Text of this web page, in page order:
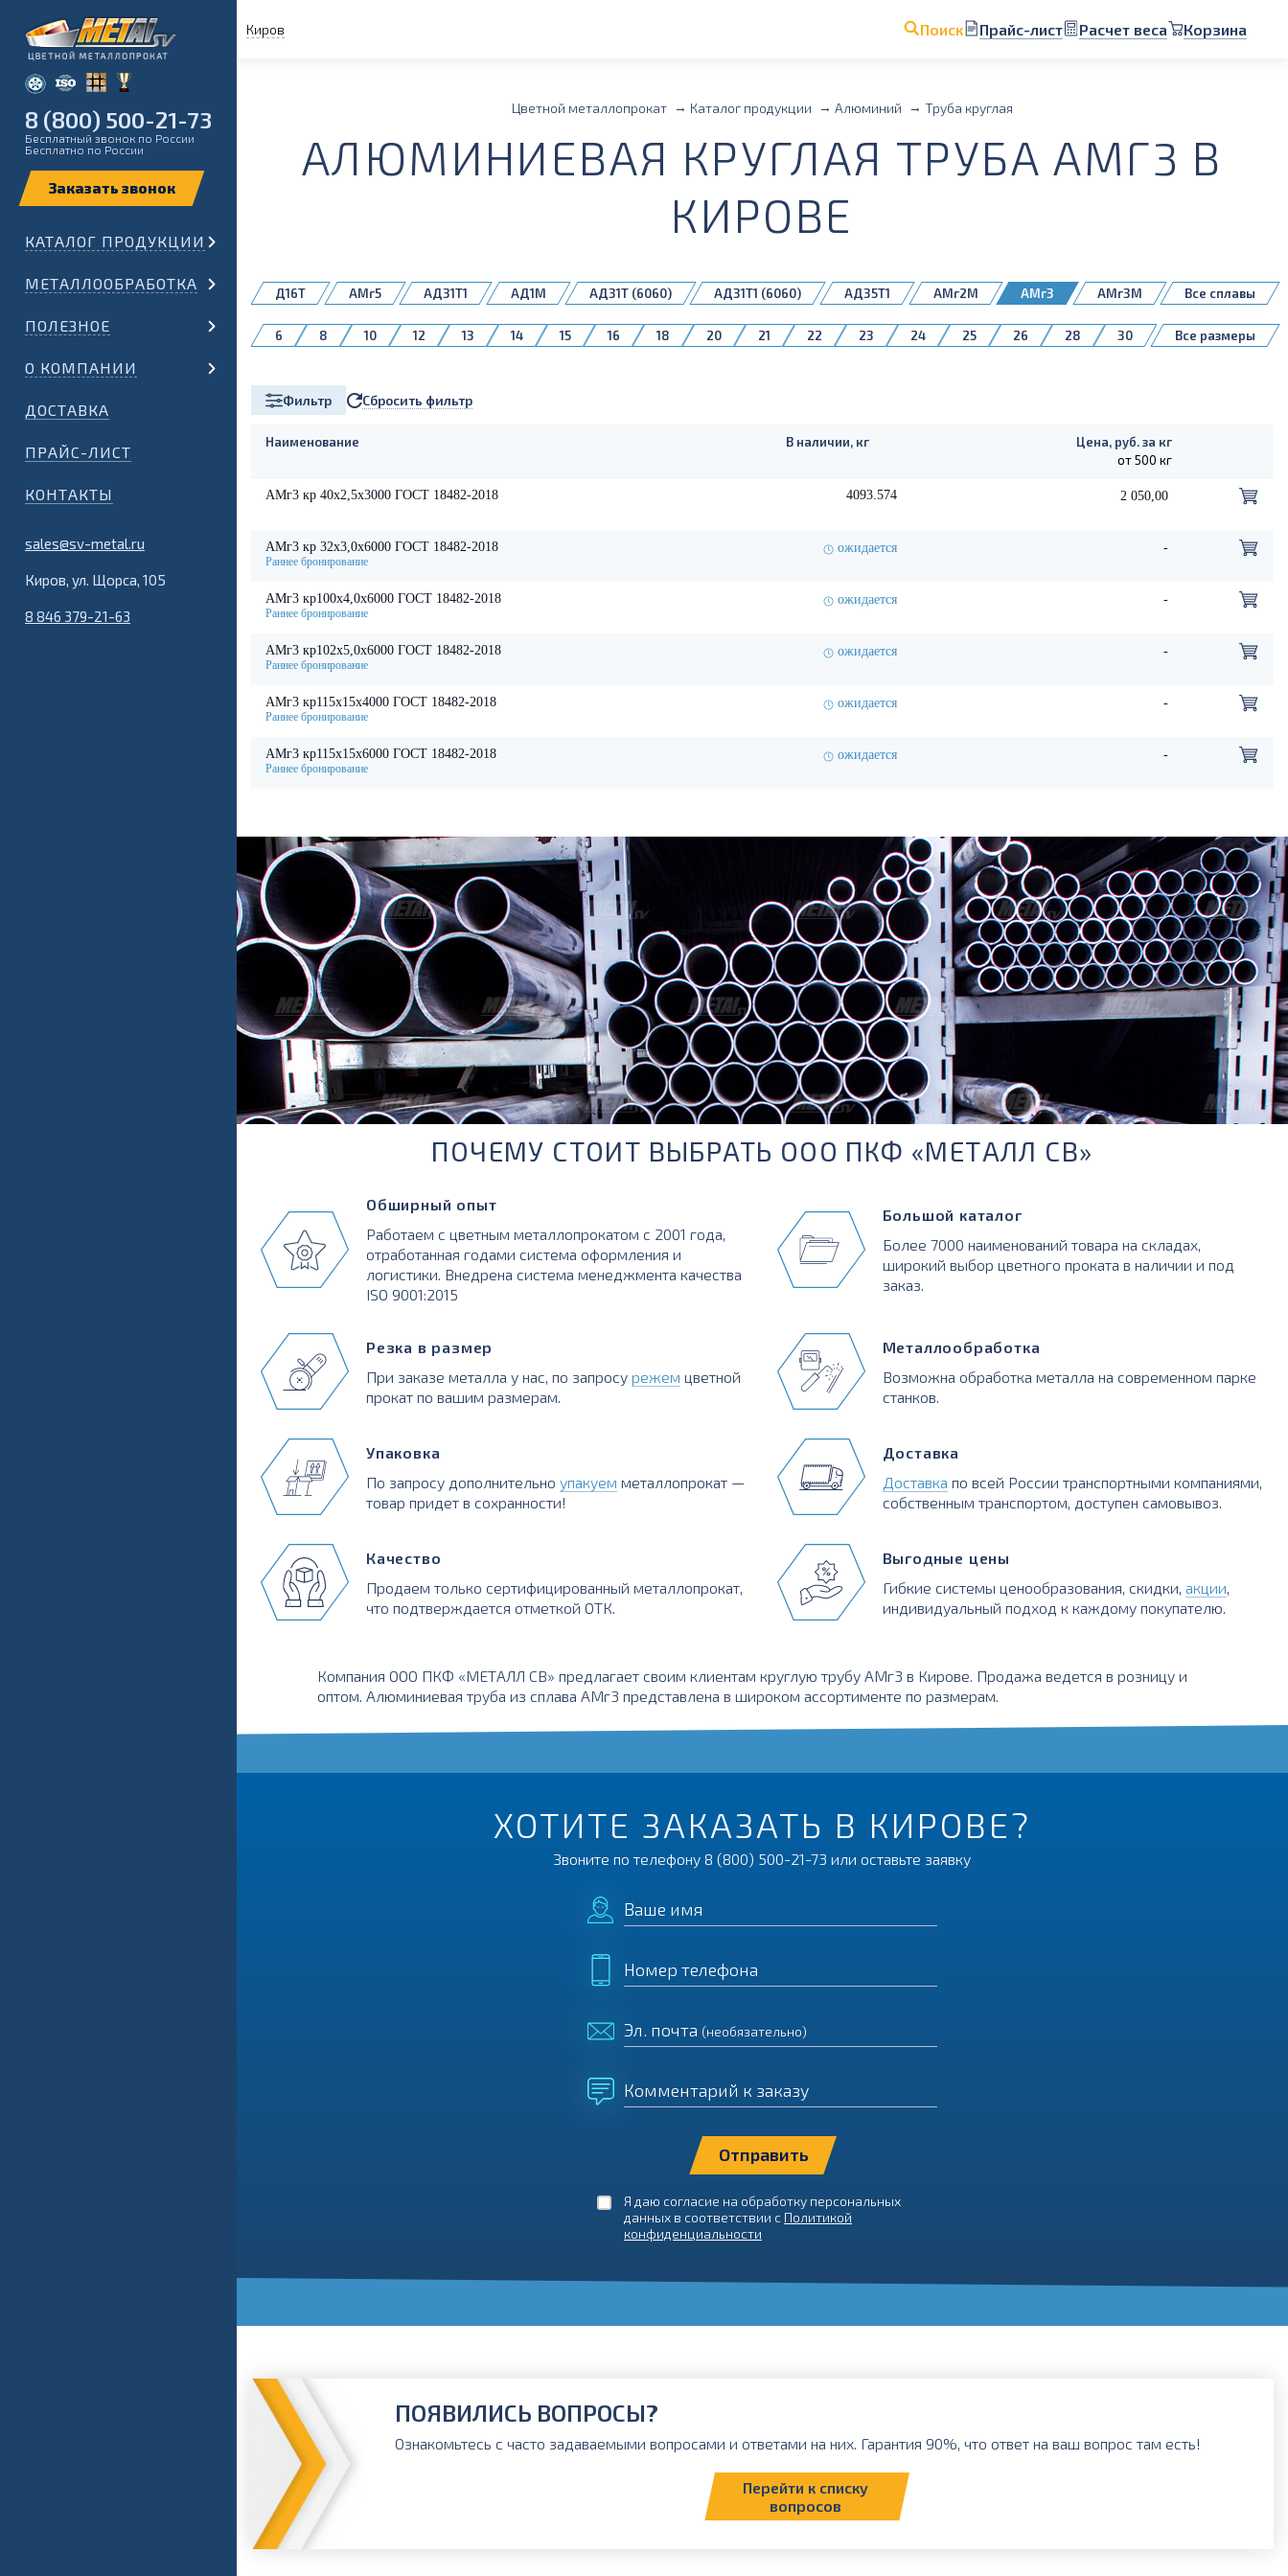
Киров Поиск Прайс-лист Расчет веса Корзина
8 (800) 500-21-73
Бесплатный звонок по России
Бесплатно по России
КАТАЛОГ ПРОДУКЦИИ
МЕТАЛЛООБРАБОТКА
ПОЛЕЗНОЕ
О КОМПАНИИ
ДОСТАВКА
ПРАЙС-ЛИСТ
КОНТАКТЫ
sales@sv-metal.ru
Киров, ул. Щорса, 105
8 846 379-21-63
Цветной металлопрокат Каталог продукции Алюминий Труба круглая
АЛЮМИНИЕВАЯ КРУГЛАЯ ТРУБА АМГ3 В
КИРОВЕ
Д16Т АМг5 АД31Т1 АД1М АД31Т (6060) АД31Т1 (6060) АД35Т1 АМг2М АМг3
АМг3М
Все сплавы
6 8 10 12 13 14 15 16 18 20 21 22 23 24 25 26 28
30
190
Все размеры
Фильтр Сбросить фильтр
Наименование В наличии, кг
Цена, руб. за кг
от 500 кг
АМг3 кр 40х2,5х3000 ГОСТ 18482-2018 4093.574 2 050,00
АМг3 кр 32х3,0х6000 ГОСТ 18482-2018 ожидается -
АМг3 кр100х4,0х6000 ГОСТ 18482-2018 ожидается -
АМг3 кр102х5,0х6000 ГОСТ 18482-2018 ожидается -
АМг3 кр115х15х4000 ГОСТ 18482-2018 ожидается -
АМг3 кр115х15х6000 ГОСТ 18482-2018 ожидается -
ПОЧЕМУ СТОИТ ВЫБРАТЬ ООО ПКФ «МЕТАЛЛ СВ»
Обширный опыт
Работаем с цветным металлопрокатом с 2001 года,
отработанная годами система оформления и
логистики. Внедрена система менеджмента качества
ISO 9001:2015
Резка в размер
При заказе металла у нас, по запросу режем цветной
прокат по вашим размерам.
Упаковка
По запросу дополнительно упакуем металлопрокат —
товар придет в сохранности!
Качество
Продаем только сертифицированный металлопрокат,
что подтверждается отметкой ОТК.
Большой каталог
Более 7000 наименований товара на складах,
широкий выбор цветного проката в наличии и под
заказ.
Металлообработка
Возможна обработка металла на современном парке
станков.
Доставка
Доставка по всей России транспортными компаниями,
собственным транспортом, доступен самовывоз.
Выгодные цены
Гибкие системы ценообразования, скидки, акции
индивидуальный подход к каждому покупателю.
Компания ООО ПКФ «МЕТАЛЛ СВ» предлагает своим клиентам круглую трубу АМг3 в Кирове. Продажа ведется в розницу и
оптом. Алюминиевая труба из сплава АМг3 представлена в широком ассортименте по размерам.
ХОТИТЕ ЗАКАЗАТЬ В КИРОВЕ?
Звоните по телефону 8 (800) 500-21-73 или оставьте заявку
Ваше имя
Номер телефона
Эл. почта (необязательно)
Комментарий к заказу
Я даю согласие на обработку персональных
данных в соответствии с Политикой
конфиденциальности
ПОЯВИЛИСЬ ВОПРОСЫ?
Ознакомьтесь с часто задаваемыми вопросами и ответами на них. Гарантия 90%, что ответ на ваш вопрос там есть!
Перейти к списку
вопросов